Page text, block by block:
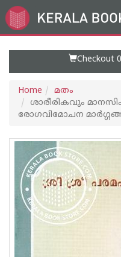
Go
to
Checkout 0
Home
മതം
ശാരീരികവും
രോഗവിമോചന